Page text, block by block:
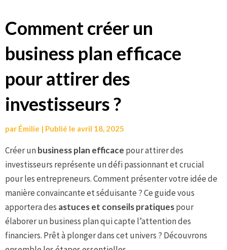
Aller
au
contenu
Comment créer un
business plan efficace
pour attirer des
investisseurs ?
par Émilie | Publié le avril 18, 2025
Créer unbusiness plan efficace pour attirer des
investisseurs représente un défi passionnant et crucial
pour les entrepreneurs. Comment présenter votre idée de
manière convaincante et séduisante ? Ce guide vous
apportera des astuces et conseils pratiquespour
élaborer un business plan qui capte l’attention des
financiers. Prêt à plonger dans cet univers ? Découvrons